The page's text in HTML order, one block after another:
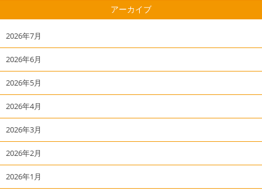
アーカイブ
2026年7月
2026年6月
2026年5月
2026年4月
2026年3月
2026年2月
2026年1月